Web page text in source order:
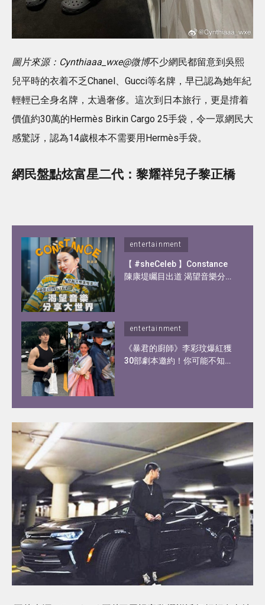
圖片來源：Cynthiaaa_wxe@微博不少網民都留意到吳熙
兒平時的衣着不乏Chanel、Gucci等名牌，早已認為她年紀
輕輕已全身名牌，太過奢侈。這次到日本旅行，更是揹着
價值約30萬的Hermès Birkin Cargo 25手袋，令一眾網民大
感驚訝，認為14歲根本不需要用Hermès手袋。
網民盤點炫富星二代：黎耀祥兒子黎正橋
entertainment
【 #sheCeleb 】Constance
陳康堤矚目出道 渴望音樂分享
entertainment
《暴君的廚師》李彩玟爆紅獲
30部劇本邀約！你可能不知道